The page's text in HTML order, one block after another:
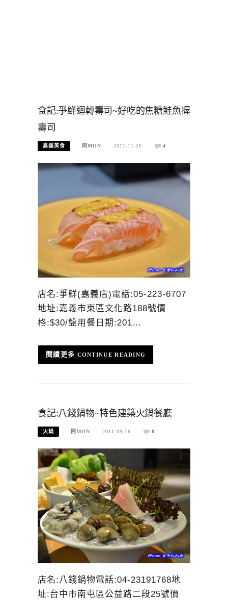
食記:爭鮮迴轉壽司~好吃的焦糖鮭魚握
壽司
嘉義美食 阿MON 2011-11-26 4
店名:爭鮮(嘉義店)電話:05-223-6707
地址:嘉義市東區文化路188號價
格:$30/盤用餐日期:201…
CONTINUE READING
食記:八錢鍋物~特色建築火鍋餐廳
火鍋 阿MON 2011-09-16 8
店名:八錢鍋物電話:04-23191768地
址:台中市南屯區公益路二段25號價